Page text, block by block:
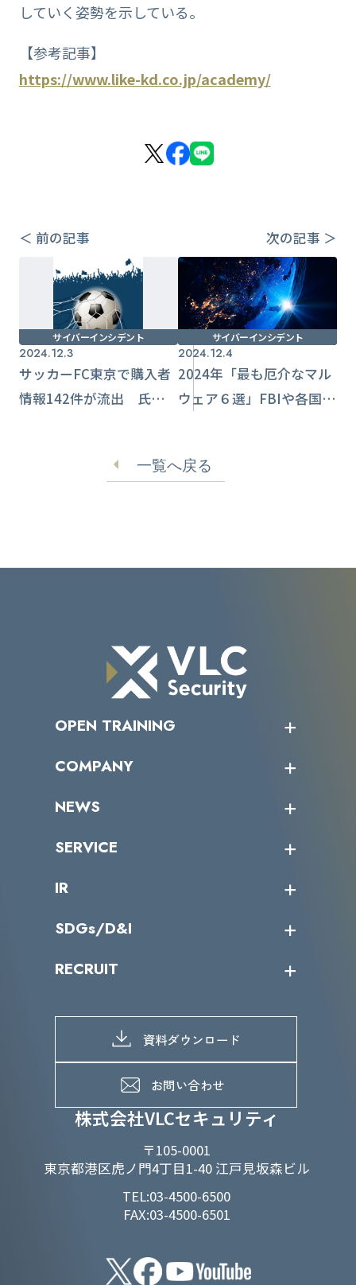
していく姿勢を示している。
【参考記事】
https://www.like-kd.co.jp/academy/
＜ 前の記事 次の記事 ＞
サイバーインシデント
2024.12.3
サッカーFC東京で購入者
情報142件が流出 氏名や
サイバーインシデント
2024.12.4
2024年「最も厄介なマル
ウェア６選」FBIや各国セ
一覧へ戻る
株式会社VLCセキュリティ
〒105-0001
東京都港区虎ノ門4丁目1-40 江戸見坂森ビル
TEL:03-4500-6500
FAX:03-4500-6501
OPEN TRAINING
受講者の声
COMPANY
トップメッセージ
ミッション／ビジョン
パートナー企業一覧
NEWS
サイバーニュース
SERVICE
カテゴリー別サービス一覧
IR
IRカレンダー
IRライブラリー
よくあるご質問
SDGs/D&I
当グループのマテリアリティ
SDGs推進体制
D&Iの取り組み
RECRUIT
募集職種一覧
メッセージ
メンバーインタビュー
資料ダウンロード
お問い合わせ